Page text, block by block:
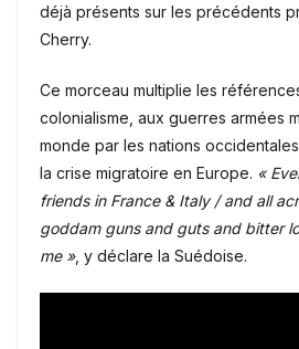
déjà présents sur les précédents
Cherry.
Ce morceau multiplie les
colonialisme, aux guerres armées
monde par les nations
la crise migratoire en Europe. «
friends in France & Italy / and all
goddam guns and guts and bitter
me », y déclare la Suédoise.